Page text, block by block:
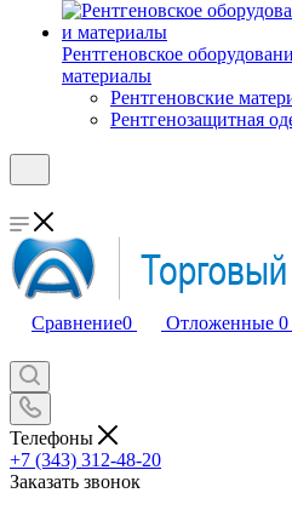
Рентгеновское
материалы
Рентгеновские
Рентгенозащитная
Сравнение0 Отложенные 0
Телефоны
+7 (343) 312-48-20
Заказать звонок